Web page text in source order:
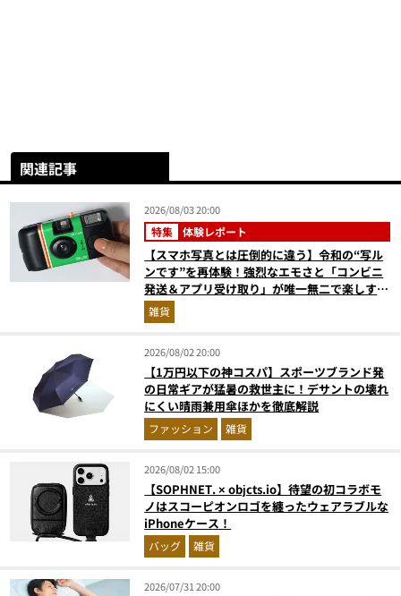
関連記事
2026/08/03 20:00
特集 体験レポート
【スマホ写真とは圧倒的に違う】令和の“写ル
ンです”を再体験！強烈なエモさと「コンビニ
発送＆アプリ受け取り」が唯一無二で楽しすぎ
た雑貨
2026/08/02 20:00
【1万円以下の神コスパ】スポーツブランド発
の日常ギアが猛暑の救世主に！デサントの壊れ
にくい晴雨兼用傘ほかを徹底解説
ファッション 雑貨
2026/08/02 15:00
【SOPHNET. × objcts.io】待望の初コラボモ
ノはスコーピオンロゴを纏ったウェアラブルな
iPhoneケース！
バッグ 雑貨
2026/07/31 20:00